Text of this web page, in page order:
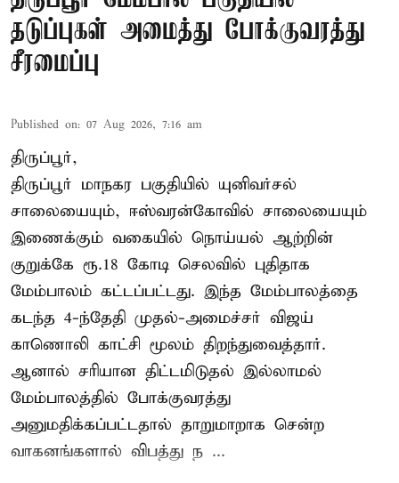
தடுப்புகள் அமைத்து போக்குவரத்து
சீரமைப்பு
Published on: 07 Aug 2026, 7:16 am
திருப்பூர்,
திருப்பூர் மாநகர பகுதியில் யுனிவர்சல்
சாலையையும், ஈஸ்வரன்கோவில் சாலையையும்
இணைக்கும் வகையில் நொய்யல் ஆற்றின்
குறுக்கே ரூ.18 கோடி செலவில் புதிதாக
மேம்பாலம் கட்டப்பட்டது. இந்த மேம்பாலத்தை
கடந்த 4-ந்தேதி முதல்-அமைச்சர் விஜய்
காணொலி காட்சி மூலம் திறந்துவைத்தார்.
ஆனால் சரியான திட்டமிடுதல் இல்லாமல்
மேம்பாலத்தில் போக்குவரத்து
அனுமதிக்கப்பட்டதால் தாறுமாறாக சென்ற
வாகனங்களால் விபத்து ந ...